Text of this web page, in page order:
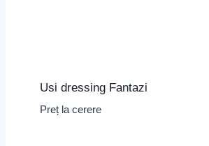
Usi dressing Fantazi
Preț la cerere